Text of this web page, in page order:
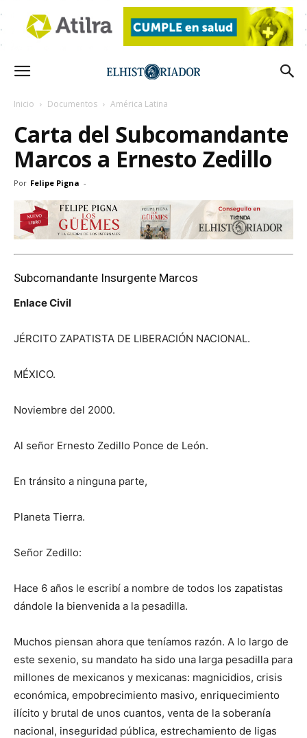
Inicio Documentos América Latina
Carta del Subcomandante
Marcos a Ernesto Zedillo
Por Felipe Pigna -
Subcomandante Insurgente Marcos
Enlace Civil
JÉRCITO ZAPATISTA DE LIBERACIÓN NACIONAL.
MÉXICO.
Noviembre del 2000.
Al señor Ernesto Zedillo Ponce de León.
En tránsito a ninguna parte,
Planeta Tierra.
Señor Zedillo:
Hace 6 años le escribí a nombre de todos los zapatistas
dándole la bienvenida a la pesadilla.
Muchos piensan ahora que teníamos razón. A lo largo de
este sexenio, su mandato ha sido una larga pesadilla para
millones de mexicanos y mexicanas: magnicidios, crisis
económica, empobrecimiento masivo, enriquecimiento
ilícito y brutal de unos cuantos, venta de la soberanía
nacional, inseguridad pública, estrechamiento de ligas